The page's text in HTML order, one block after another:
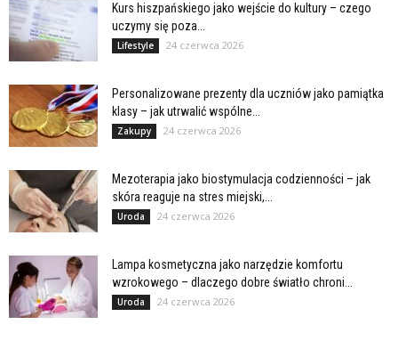
Kurs hiszpańskiego jako wejście do kultury – czego
uczymy się poza...
Lifestyle 24 czerwca 2026
Personalizowane prezenty dla uczniów jako pamiątka
klasy – jak utrwalić wspólne...
Zakupy 24 czerwca 2026
Mezoterapia jako biostymulacja codzienności – jak
skóra reaguje na stres miejski,...
Uroda 24 czerwca 2026
Lampa kosmetyczna jako narzędzie komfortu
wzrokowego – dlaczego dobre światło chroni...
Uroda 24 czerwca 2026